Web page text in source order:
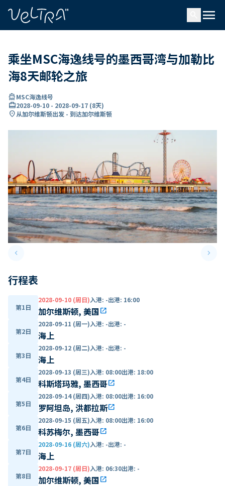
menu
乘坐MSC海逸线号的墨西哥湾与加勒比
海8天邮轮之旅
directions_boatMSC海逸线号
card_travel2028-09-10 - 2028-09-17 (8天)
location_on从加尔维斯顿出发 - 到达加尔维斯顿
keyboard_arrow_leftPrevious slide keyboard_arrow_right
行程表
第1日
2028-09-10 (周日)入港: -出港: 16:00
加尔维斯顿, 美国open_in_new
第2日
2028-09-11 (周一)入港: -出港: -
海上
第3日
2028-09-12 (周二)入港: -出港: -
海上
第4日
2028-09-13 (周三)入港: 08:00出港: 18:00
科斯塔玛雅, 墨西哥open_in_new
第5日
2028-09-14 (周四)入港: 08:00出港: 16:00
罗阿坦岛, 洪都拉斯open_in_new
第6日
2028-09-15 (周五)入港: 08:00出港: 16:00
科苏梅尔, 墨西哥open_in_new
第7日
2028-09-16 (周六)入港: -出港: -
海上
第8日
2028-09-17 (周日)入港: 06:30出港: -
加尔维斯顿, 美国open_in_new